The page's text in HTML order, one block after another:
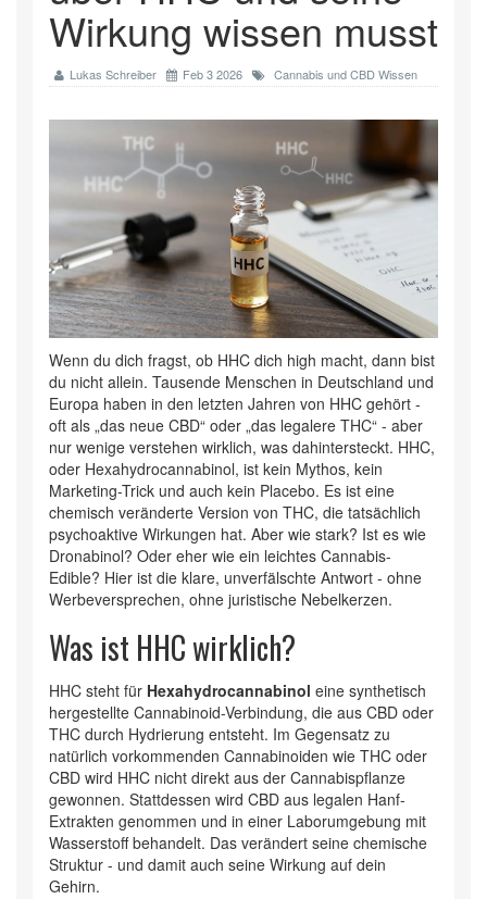
Wirkung wissen musst
Lukas Schreiber Feb 3 2026 Cannabis und CBD Wissen
Wenn du dich fragst, ob HHC dich high macht, dann bist
du nicht allein. Tausende Menschen in Deutschland und
Europa haben in den letzten Jahren von HHC gehört -
oft als „das neue CBD“ oder „das legalere THC“ - aber
nur wenige verstehen wirklich, was dahintersteckt. HHC,
oder Hexahydrocannabinol, ist kein Mythos, kein
Marketing-Trick und auch kein Placebo. Es ist eine
chemisch veränderte Version von THC, die tatsächlich
psychoaktive Wirkungen hat. Aber wie stark? Ist es wie
Dronabinol? Oder eher wie ein leichtes Cannabis-
Edible? Hier ist die klare, unverfälschte Antwort - ohne
Werbeversprechen, ohne juristische Nebelkerzen.
Was ist HHC wirklich?
HHC steht für Hexahydrocannabinol eine synthetisch
hergestellte Cannabinoid-Verbindung, die aus CBD oder
THC durch Hydrierung entsteht. Im Gegensatz zu
natürlich vorkommenden Cannabinoiden wie THC oder
CBD wird HHC nicht direkt aus der Cannabispflanze
gewonnen. Stattdessen wird CBD aus legalen Hanf-
Extrakten genommen und in einer Laborumgebung mit
Wasserstoff behandelt. Das verändert seine chemische
Struktur - und damit auch seine Wirkung auf dein
Gehirn.